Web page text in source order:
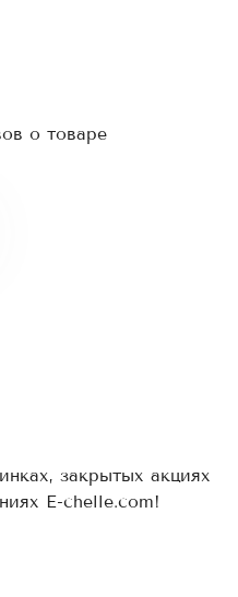
о товаре
закрытых акциях
E-chelle.com!